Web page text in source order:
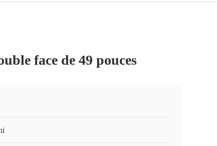
face de 49 pouces